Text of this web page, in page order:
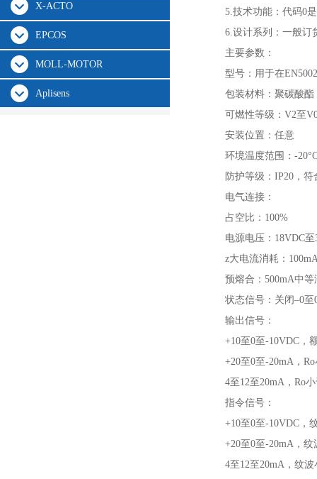
X-ACTO
EPCOS
MOLL-MOTOR
Aplisens
5.技术功能：代码0
6.设计系列：一般订
主要参数：
型号：用于在
包装材料：聚碳酸酯
可燃性等级：V2至
安装位置：任意
环境温度范围：-
防护等级：IP20，符
电气连接：
占空比：100%
电源电压：18VDC
z大电流消耗：
预熔合：500mA中等
状态信号：关闭–0至
输出信号：
+10至0至-10VDC，
+20至0至-20mA，
4至12至20mA，Ro
指令信号：
+10至0至-10VDC，
+20至0至-20mA，
4至12至20mA，纹